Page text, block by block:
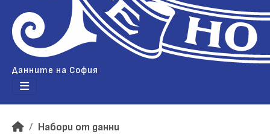
Данните на София
Набори от данни